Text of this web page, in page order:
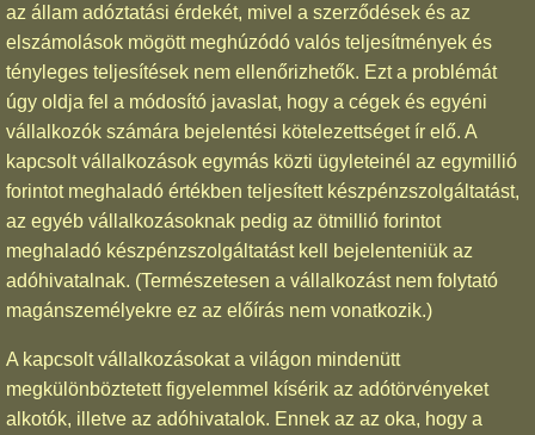
az állam adóztatási érdekét, mivel a szerződések és az
elszámolások mögött meghúzódó valós teljesítmények és
tényleges teljesítések nem ellenőrizhetők. Ezt a problémát
úgy oldja fel a módosító javaslat, hogy a cégek és egyéni
vállalkozók számára bejelentési kötelezettséget ír elő. A
kapcsolt vállalkozások egymás közti ügyleteinél az egymillió
forintot meghaladó értékben teljesített készpénzszolgáltatást,
az egyéb vállalkozásoknak pedig az ötmillió forintot
meghaladó készpénzszolgáltatást kell bejelenteniük az
adóhivatalnak. (Természetesen a vállalkozást nem folytató
magánszemélyekre ez az előírás nem vonatkozik.)
A kapcsolt vállalkozásokat a világon mindenütt
megkülönböztetett figyelemmel kísérik az adótörvényeket
alkotók, illetve az adóhivatalok. Ennek az az oka, hogy a